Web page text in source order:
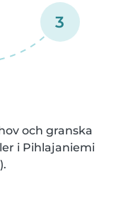
3
och granska
i Pihlajaniemi